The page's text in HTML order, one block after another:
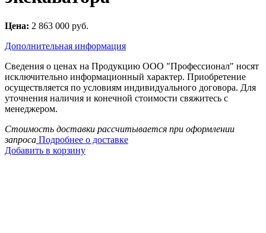
Цена: 2 863 000 руб.
Дополнительная информация
Сведения о ценах на Продукцию ООО "Профессионал" носят
исключительно информационный характер. Приобретение
осуществляется по условиям индивидуального договора. Для
уточнения наличия и конечной стоимости свяжитесь с
менеджером.
Стоимость доставки рассчитывается при оформлении
запроса Подробнее о доставке
Добавить в корзину